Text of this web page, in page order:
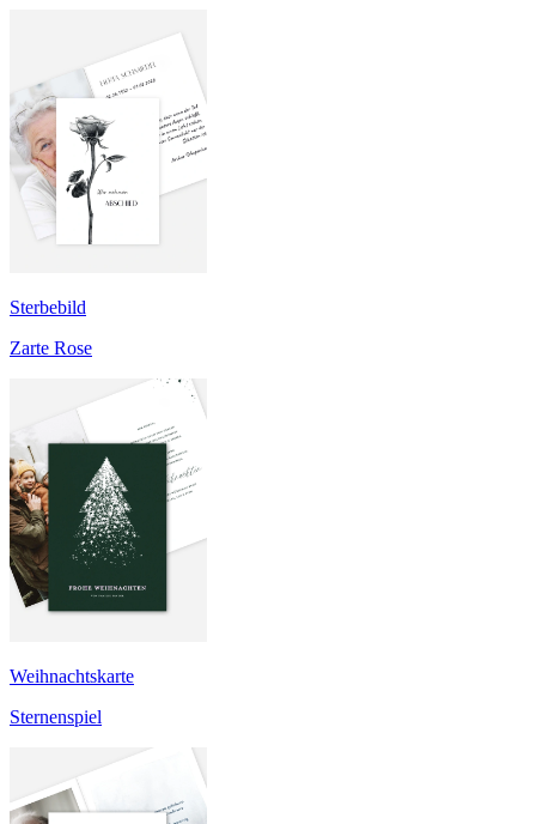
Sterbebild
Zarte Rose
Weihnachtskarte
Sternenspiel